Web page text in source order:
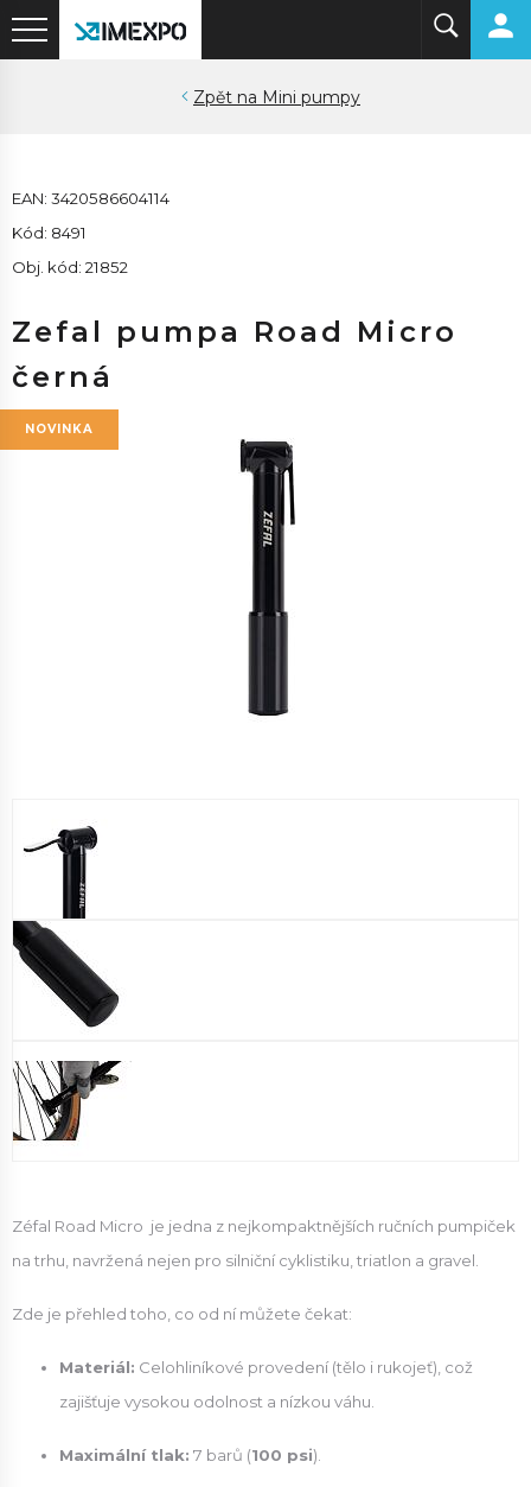
Mini pumpy
EAN: 3420586604114
Kód: 8491
Obj. kód: 21852
Zefal pumpa Road Micro
černá
NOVINKA
Zéfal Road Micro je jedna z nejkompaktnějších ručních pumpiček
na trhu, navržená nejen pro silniční cyklistiku, triatlon a gravel.
Zde je přehled toho, co od ní můžete čekat:
Materiál: Celohliníkové provedení (tělo i rukojeť), což
zajišťuje vysokou odolnost a nízkou váhu.
Maximální tlak: 7 barů (100 psi).